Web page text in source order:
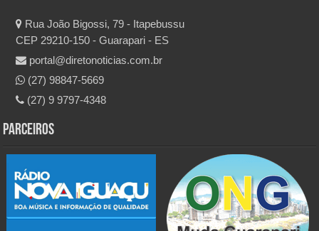
Rua João Bigossi, 79 - Itapebussu
CEP 29210-150 - Guarapari - ES
portal@diretonoticias.com.br
(27) 98847-5669
(27) 9 9797-4348
Parceiros